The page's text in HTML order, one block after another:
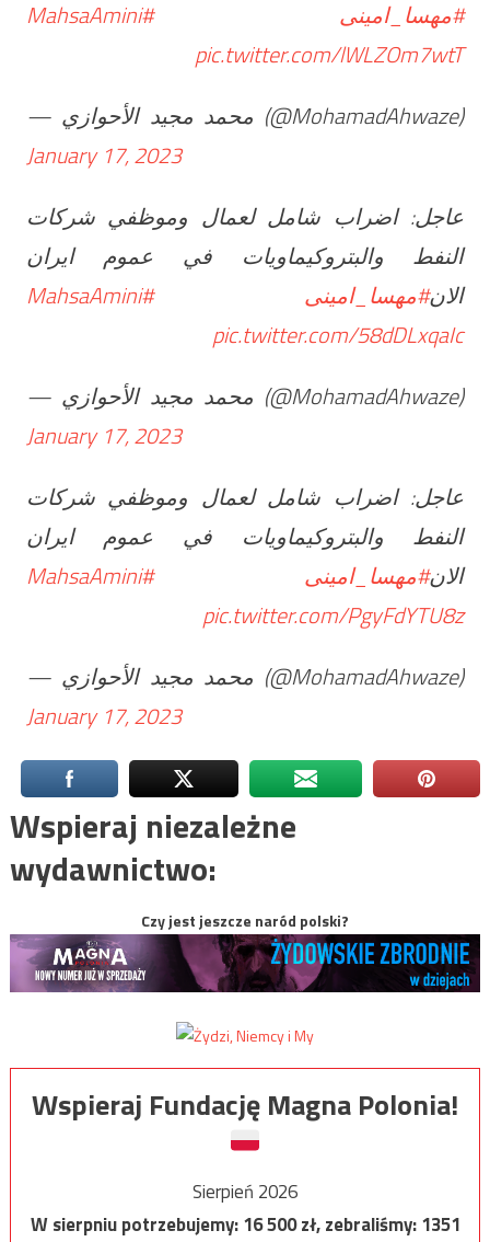
#مهسا_امینی
#MahsaAmini
pic.twitter.com/lWLZOm7wtT
— محمد مجيد الأحوازي (@MohamadAhwaze)
January 17, 2023
عاجل: اضراب شامل لعمال وموظفي شركات
النفط والبتروكيماويات في عموم ايران
الان#مهسا_امینی
#MahsaAmini
pic.twitter.com/58dDLxqaIc
— محمد مجيد الأحوازي (@MohamadAhwaze)
January 17, 2023
عاجل: اضراب شامل لعمال وموظفي شركات
النفط والبتروكيماويات في عموم ايران
الان#مهسا_امینی
#MahsaAmini
pic.twitter.com/PgyFdYTU8z
— محمد مجيد الأحوازي (@MohamadAhwaze)
January 17, 2023
Wspieraj niezależne
wydawnictwo:
Czy jest jeszcze naród polski?
Wspieraj Fundację Magna Polonia!
Sierpień 2026
W sierpniu potrzebujemy:16 500zł, zebraliśmy:1351